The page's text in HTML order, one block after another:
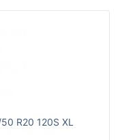
R20 120S XL